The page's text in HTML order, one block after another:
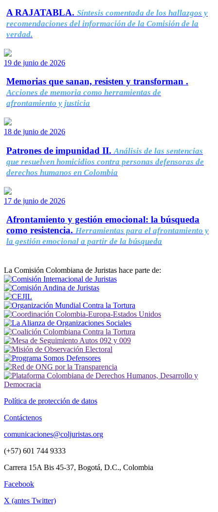
A RAJATABLA. Síntesis comentada de los hallazgos y
recomendaciones del información de la Comisión de la
verdad.
19 de junio de 2026
Memorias que sanan, resisten y transforman .
Acciones de memoria como herramientas de
afrontamiento y justicia
18 de junio de 2026
Patrones de impunidad II. Análisis de las sentencias
que resuelven homicidios contra personas defensoras de
derechos humanos en Colombia
17 de junio de 2026
Afrontamiento y gestión emocional: la búsqueda
como resistencia. Herramientas para el afrontamiento y
la gestión emocional a partir de la búsqueda
La Comisión Colombiana de Juristas hace parte de:
Política de protección de datos
Contáctenos
comunicaciones@coljuristas.org
(+57) 601 744 9333
Carrera 15A Bis 45-37, Bogotá, D.C., Colombia
Facebook
X (antes Twitter)